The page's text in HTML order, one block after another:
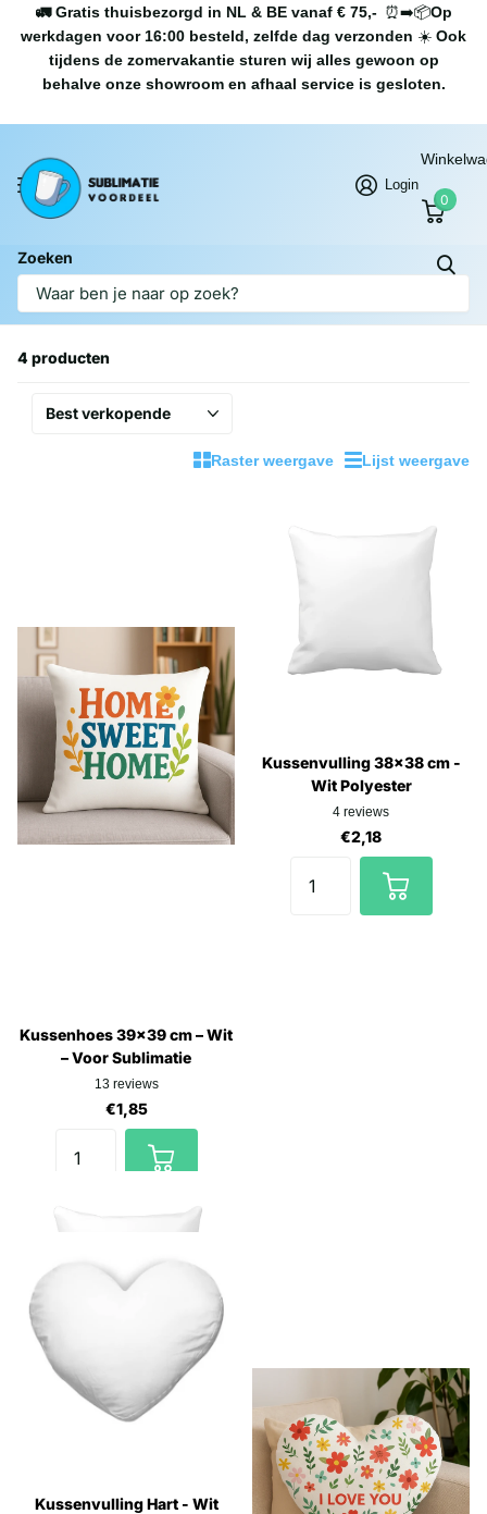
🚛 Gratis thuisbezorgd in NL & BE vanaf € 75,-⏰➡️📦Op
werkdagen voor 16:00 besteld, zelfde dag verzonden ☀️ Ook
tijdens de zomervakantie sturen wij alles gewoon op
behalve onze showroom en afhaal service is gesloten.
Zoeken
Login
0
Homepage
Kussens
4 producten
Raster weergave Lijst weergave
Kussenhoes 39×39 cm – Wit
– Voor Sublimatie
13 reviews
€1,85
Kussenvulling 38x38 cm -
Wit Polyester
4 reviews
€2,18
Kussenvulling Hart - Wit